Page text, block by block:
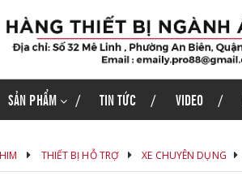
SẢN PHẨM TIN TỨC VIDEO
THIẾT BỊ HỖ TRỢ XE CHUYÊN DỤNG